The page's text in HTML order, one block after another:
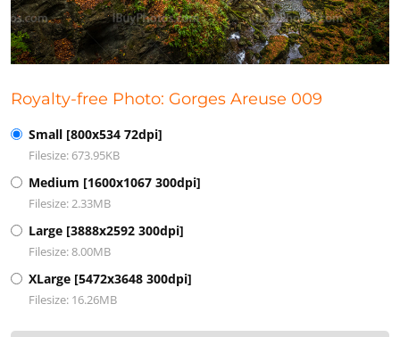
Royalty-free Photo: Gorges Areuse 009
Small [800x534 72dpi]
Filesize: 673.95KB
Medium [1600x1067 300dpi]
Filesize: 2.33MB
Large [3888x2592 300dpi]
Filesize: 8.00MB
XLarge [5472x3648 300dpi]
Filesize: 16.26MB